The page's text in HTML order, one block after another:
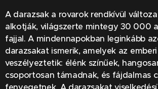
A darazsak a rovarok rendkívül
alkotják, világszerte mintegy 30 000
fajjal. A mindennapokban leginkább
darazsakat ismerik, amelyek az
veszélyeztetik: élénk színűek,
csoportosan támadnak, és fájdalmas